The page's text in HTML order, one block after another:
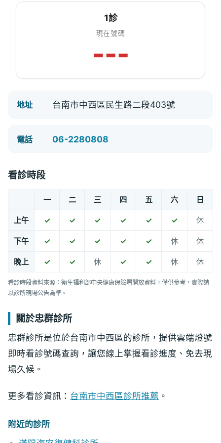
1診
現在號碼
---
地址 台南市中西區民生路二段403號
電話 06-2280808
看診時段
一 二 三 四 五 六 日
上午 ✓ ✓ ✓ ✓ ✓ ✓ 休
下午 ✓ ✓ ✓ ✓ ✓ 休 休
晚上 ✓ ✓ 休 ✓ ✓ 休 休
看診時段資料來源：衛生福利部中央健康保險署開放資料，僅供參考，實際請
以診所現場公告為準。
關於忠群診所
忠群診所是位於台南市中西區的診所，提供雲端燈號
即時看診號碼查詢，讓您線上掌握看診進度、免去現
場久候。
更多看診資訊： 台南市中西區診所推薦 。
附近的診所